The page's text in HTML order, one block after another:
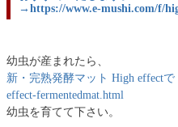
→https://www.e-mushi.com/f/
幼虫が産まれたら、
新・完熟発酵マット High effectで
effect-fermentedmat.html
幼虫を育てて下さい。